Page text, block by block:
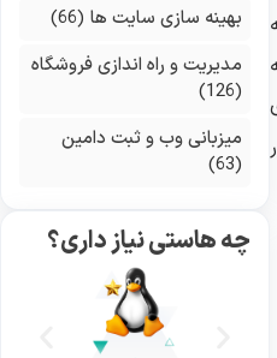
بهینه سازی سایت ها(66)
مدیریت و راه اندازی فروشگاه
میزبانی وب و ثبت دامین
چه هاستی نیاز داری؟